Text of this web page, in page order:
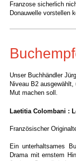
Franzose sicherlich
Donauwelle vorstellen
Unser Buchhändler
Niveau B2
Mut machen soll.
Laetitia Colombani :
Französischer
Ein unterhaltsames
Drama mit ernstem